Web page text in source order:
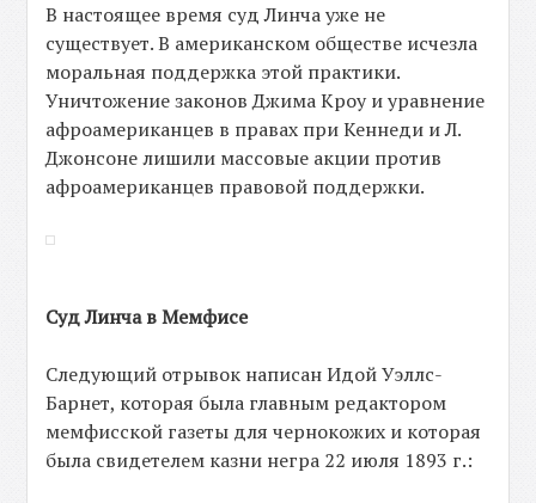
В настоящее время суд Линча уже не
существует. В американском обществе исчезла
моральная поддержка этой практики.
Уничтожение законов Джима Кроу и уравнение
афроамериканцев в правах при Кеннеди и Л.
Джонсоне лишили массовые акции против
афроамериканцев правовой поддержки.
Суд Линча в Мемфисе
Следующий отрывок написан Идой Уэллс-
Барнет, которая была главным редактором
мемфисской газеты для чернокожих и которая
была свидетелем казни негра 22 июля 1893 г.: